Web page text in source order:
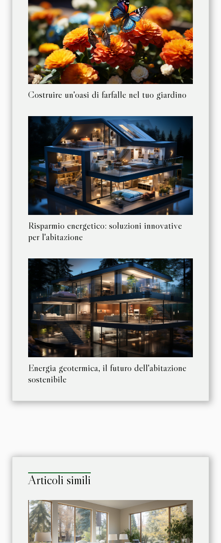
Costruire un'oasi di farfalle nel tuo giardino
Risparmio energetico: soluzioni innovative
per l'abitazione
Energia geotermica, il futuro dell'abitazione
sostenibile
Articoli simili